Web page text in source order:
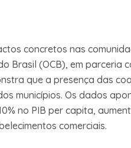
concretos nas
Brasil (OCB), em parceria
que a presença das
municípios. Os dados
no PIB per capita,
comerciais.